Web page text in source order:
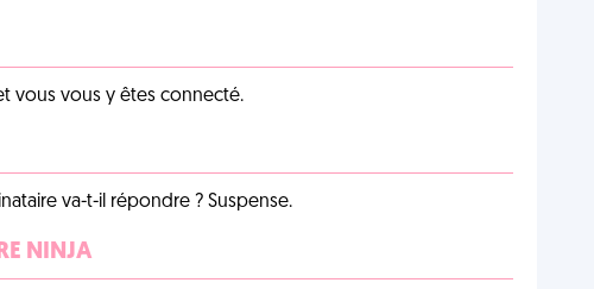
vous vous y êtes connecté.
va-t-il répondre ? Suspense.
NINJA